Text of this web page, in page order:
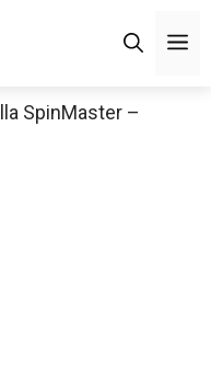
SpinMaster –